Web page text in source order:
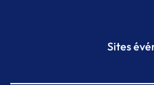
Sites